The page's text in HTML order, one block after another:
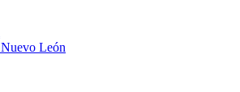
Nuevo León